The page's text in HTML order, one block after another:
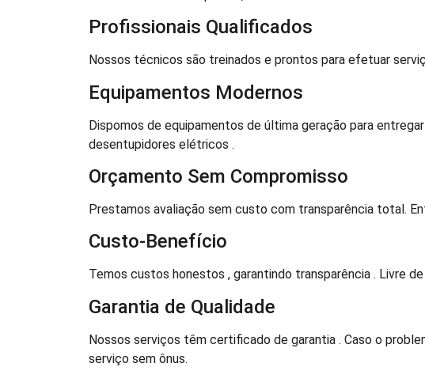
Profissionais Qualificados
Nossos técnicos são treinados e prontos para efetuar
Equipamentos Modernos
Dispomos de equipamentos de última geração para
desentupidores elétricos .
Orçamento Sem Compromisso
Prestamos avaliação sem custo com transparência total.
Custo-Benefício
Temos custos honestos , garantindo transparência . Livre
Garantia de Qualidade
Nossos serviços têm certificado de garantia . Caso o
serviço sem ônus.